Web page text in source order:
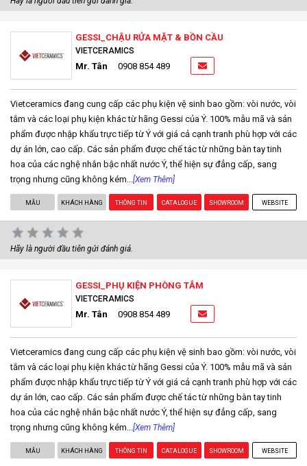
GESSI_CHẬU RỬA MẶT & BỒN CẦU
VIETCERAMICS
Mr. Tân 0908 854 489
Vietceramics đang cung cấp các phụ kiện vệ sinh bao gồm: vòi nước, vòi
tắm và các loại phụ kiện khác từ hãng Gessi của Ý. 100% mẫu mã và sản
phẩm được nhập khẩu trực tiếp từ Ý với giá cả cạnh tranh phù hợp với các
dự án lớn, cao cấp. Các sản phẩm được chế tác từ những bàn tay tinh
hoa của các nghệ nhân bậc nhất nước Ý, thể hiện sự đẳng cấp, sang
trọng nhưng cũng không kém... [Xem Thêm]
MẪU KHÁCH HÀNG THÔNG TIN CATALOGUE SHOWROOM WEBSITE
Hãy là người đầu tiên gửi đánh giá.
GESSI_PHỤ KIỆN PHÒNG TẮM
VIETCERAMICS
Mr. Tân 0908 854 489
Vietceramics đang cung cấp các phụ kiện vệ sinh bao gồm: vòi nước, vòi
tắm và các loại phụ kiện khác từ hãng Gessi của Ý. 100% mẫu mã và sản
phẩm được nhập khẩu trực tiếp từ Ý với giá cả cạnh tranh phù hợp với các
dự án lớn, cao cấp. Các sản phẩm được chế tác từ những bàn tay tinh
hoa của các nghệ nhân bậc nhất nước Ý, thể hiện sự đẳng cấp, sang
trọng nhưng cũng không kém... [Xem Thêm]
MẪU KHÁCH HÀNG THÔNG TIN CATALOGUE SHOWROOM WEBSITE